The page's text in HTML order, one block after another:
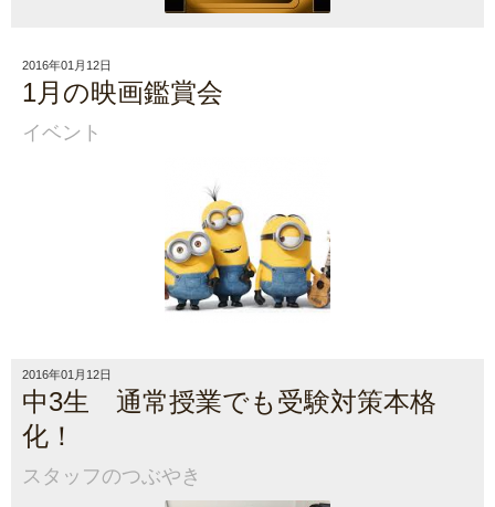
2016年01月12日
1月の映画鑑賞会
イベント
2016年01月12日
中3生 通常授業でも受験対策本格
化！
スタッフのつぶやき